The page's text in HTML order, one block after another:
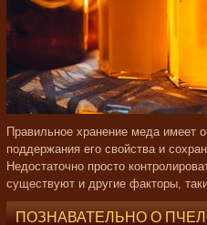
Правильное хранение меда имеет
поддержания его свойства и
Недостаточно просто
существуют и другие факторы,
ПОЗНАВАТЕЛЬНО О